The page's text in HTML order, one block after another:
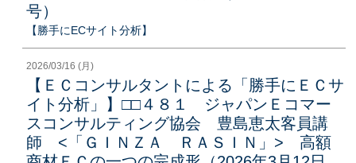
号）
【勝手にECサイト分析】
2026/03/16 (月)
【ＥＣコンサルタントによる「勝手にＥＣサ
イト分析」】□□４８１ ジャパンＥコマー
スコンサルティング協会 豊島恵太客員講
師 <「ＧＩＮＺＡ ＲＡＳＩＮ」> 高額